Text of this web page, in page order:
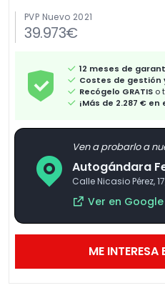
PVP Nuevo 2021
39.973€
12 meses de
Costes de
Recógelo GRATIS o
¡Más de 2.287 € en
Ven a probarlo a
Autogándara
Calle Nicasio Pérez,
Ver en
ME INTERESA